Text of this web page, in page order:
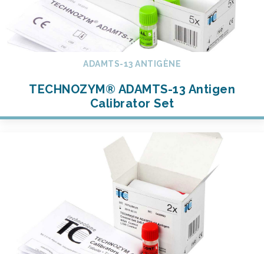
ADAMTS-13 ANTIGÈNE
TECHNOZYM® ADAMTS-13 Antigen
Calibrator Set